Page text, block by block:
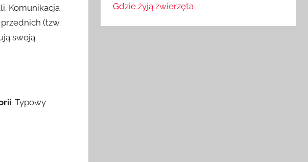
Komunikacja
(tzw.
swoją
. Typowy
Gdzie żyją zwierzęta